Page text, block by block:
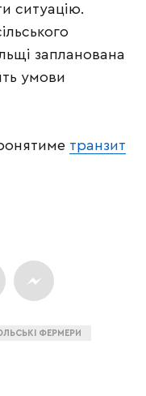
ситуацію.
запланована
умови
транзит
ФЕРМЕРИ